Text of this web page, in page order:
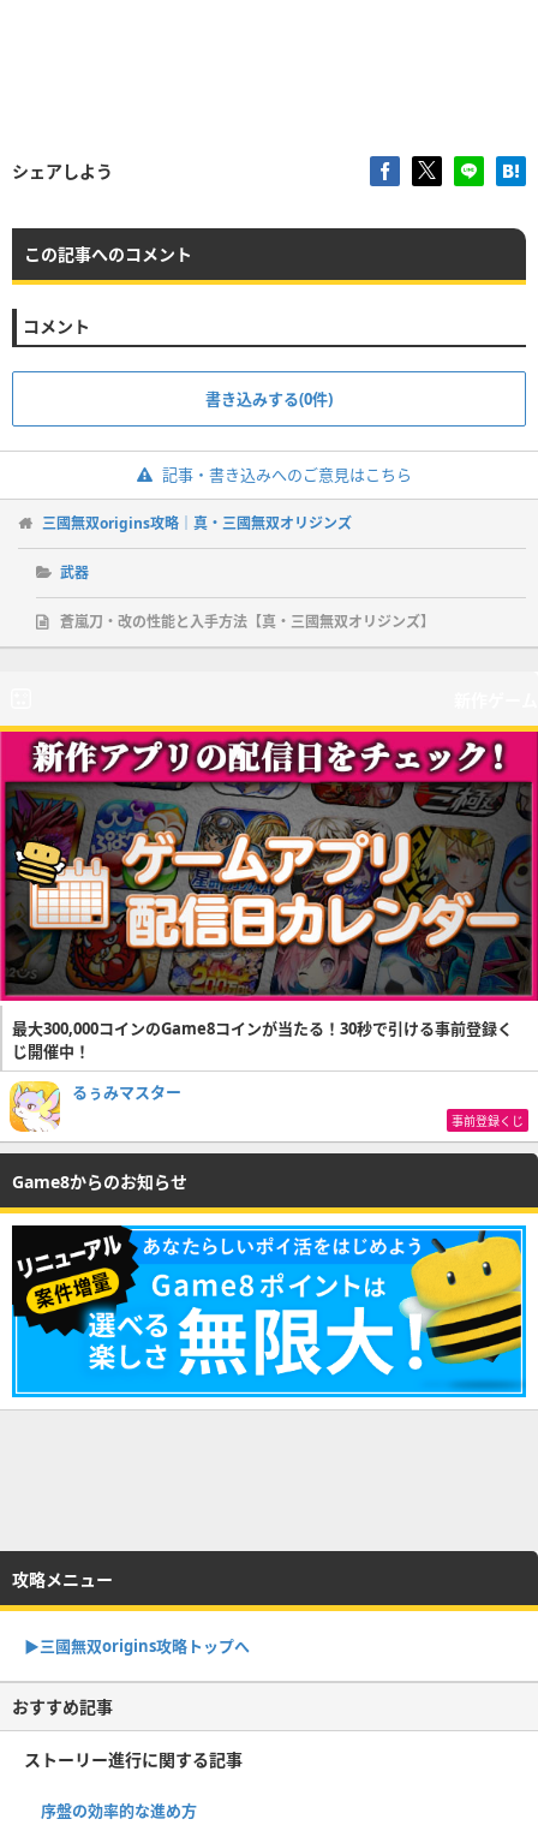
シェアしよう
この記事へのコメント
コメント
書き込みする(0件)
記事・書き込みへのご意見はこちら
三國無双origins攻略｜真・三國無双オリジンズ
武器
蒼嵐刀・改の性能と入手方法【真・三國無双オリジンズ】
最大300,000コインのGame8コインが当たる！30秒で引ける事前登録く
じ開催中！
るぅみマスター
事前登録くじ
Game8からのお知らせ
攻略メニュー
▶︎三國無双origins攻略トップへ
おすすめ記事
ストーリー進行に関する記事
序盤の効率的な進め方